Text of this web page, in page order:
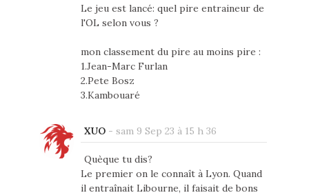
Le jeu est lancé: quel pire entraineur de
l'OL selon vous ?
mon classement du pire au moins pire :
1.Jean-Marc Furlan
2.Pete Bosz
3.Kambouaré
XUO- sam 9 Sep 23 à 15 h 36
Quèque tu dis?
Le premier on le connaît à Lyon. Quand
il entraînait Libourne, il faisait de bons